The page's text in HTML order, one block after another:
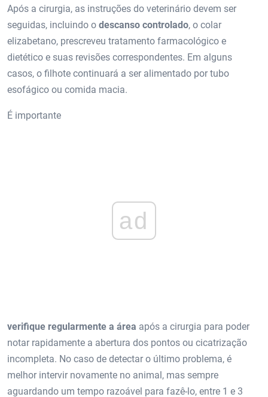
Após a cirurgia, as instruções do veterinário devem ser
seguidas, incluindo o descanso controlado, o colar
elizabetano, prescreveu tratamento farmacológico e
dietético e suas revisões correspondentes. Em alguns
casos, o filhote continuará a ser alimentado por tubo
esofágico ou comida macia.
É importante
ad
verifique regularmente a área após a cirurgia para poder
notar rapidamente a abertura dos pontos ou cicatrização
incompleta. No caso de detectar o último problema, é
melhor intervir novamente no animal, mas sempre
aguardando um tempo razoável para fazê-lo, entre 1 e 3